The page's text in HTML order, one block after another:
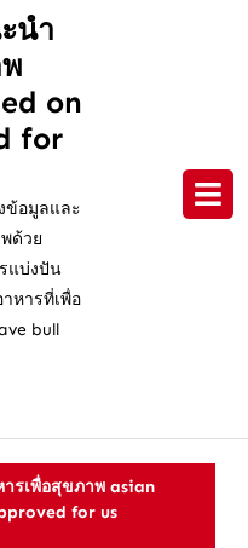
นำ
on
for
ข้อมูลและ
ด้วย
แบ่งปัน
หารที่เพื่อ
bull
รเพื่อสุขภาพ asian
for us